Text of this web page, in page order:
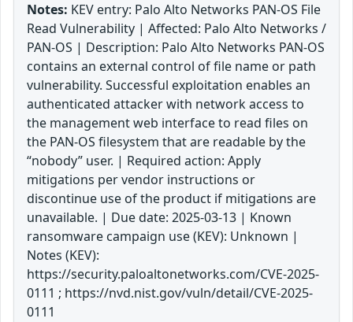
Notes: KEV entry: Palo Alto Networks PAN-OS File
Read Vulnerability | Affected: Palo Alto Networks /
PAN-OS | Description: Palo Alto Networks PAN-OS
contains an external control of file name or path
vulnerability. Successful exploitation enables an
authenticated attacker with network access to
the management web interface to read files on
the PAN-OS filesystem that are readable by the
“nobody” user. | Required action: Apply
mitigations per vendor instructions or
discontinue use of the product if mitigations are
unavailable. | Due date: 2025-03-13 | Known
ransomware campaign use (KEV): Unknown |
Notes (KEV):
https://security.paloaltonetworks.com/CVE-2025-
0111 ; https://nvd.nist.gov/vuln/detail/CVE-2025-
0111